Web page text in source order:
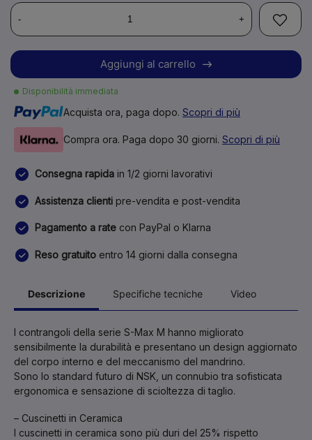
- +
Aggiungi al carrello
Disponibilità immediata
Acquista ora, paga dopo. Scopri di più
Compra ora. Paga dopo 30 giorni. Scopri di più
Consegna rapida in 1/2 giorni lavorativi
Assistenza clienti pre-vendita e post-vendita
Pagamento a rate con PayPal o Klarna
Reso gratuito entro 14 giorni dalla consegna
Descrizione Specifiche tecniche Video
I contrangoli della serie S-Max M hanno migliorato
sensibilmente la durabilità e presentano un design aggiornato
del corpo interno e del meccanismo del mandrino.
Sono lo standard futuro di NSK, un connubio tra sofisticata
ergonomica e sensazione di scioltezza di taglio.
– Cuscinetti in Ceramica
I cuscinetti in ceramica sono più duri del 25% rispetto